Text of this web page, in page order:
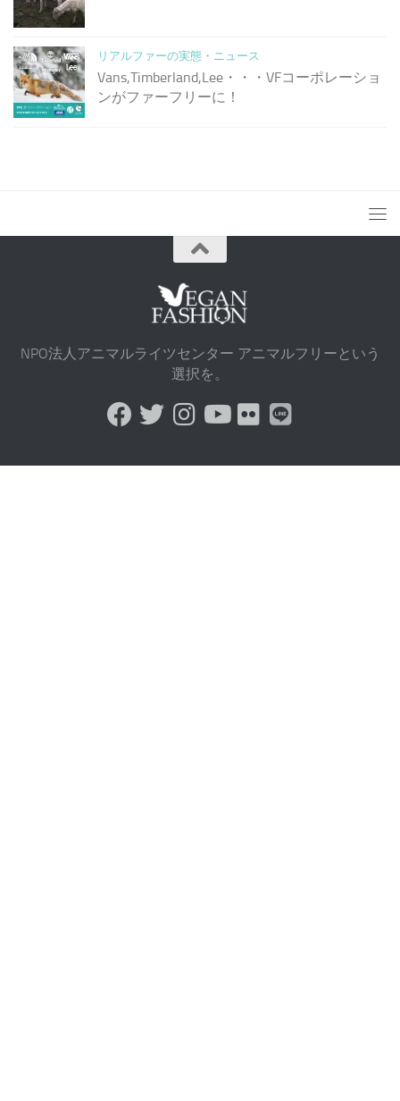
リアルファーの実態・ニュース
Vans,Timberland,Lee・・・VFコーポレーショ
ンがファーフリーに！
NPO法人アニマルライツセンター アニマルフリーという
選択を。